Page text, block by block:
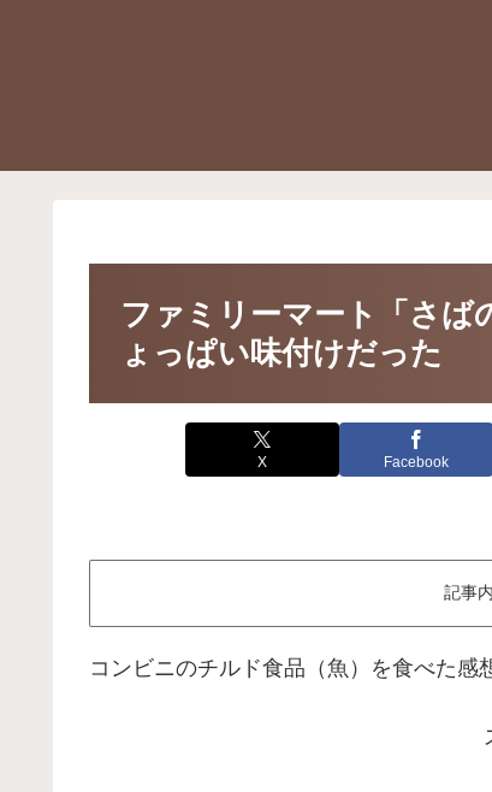
ファミリーマート「さ
ょっぱい味付けだった
X Facebook
記事
コンビニのチルド食品（魚）を食べた感